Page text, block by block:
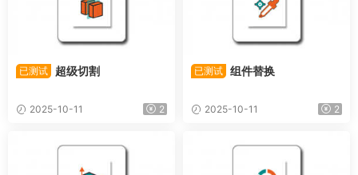
已测试 超级切割
2025-10-11 2
已测试 组件替换
2025-10-11 2